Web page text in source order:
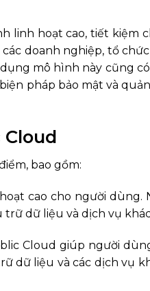
linh hoạt cao, tiết kiệm
doanh nghiệp, tổ
mô hình này cũng
pháp bảo mật và
bao gồm:
cao cho người
trữ dữ liệu và dịch vụ
Cloud giúp người
dữ liệu và các dịch vụ